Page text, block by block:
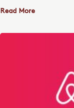
Read More